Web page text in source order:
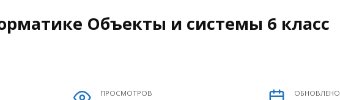
Объекты и системы 6 класс
ПРОСМОТРОВ ОБНОВЛЕНО